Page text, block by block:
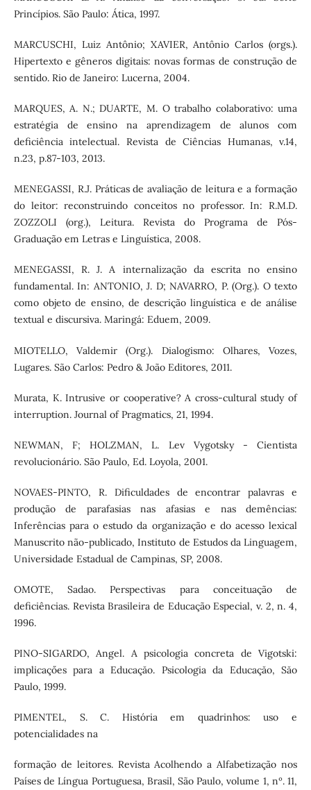
Princípios. São Paulo: Ática, 1997.
MARCUSCHI, Luiz Antônio; XAVIER, Antônio Carlos (orgs.).
Hipertexto e gêneros digitais: novas formas de construção de
sentido. Rio de Janeiro: Lucerna, 2004.
MARQUES, A. N.; DUARTE, M. O trabalho colaborativo: uma
estratégia de ensino na aprendizagem de alunos com
deficiência intelectual. Revista de Ciências Humanas, v.14,
n.23, p.87-103, 2013.
MENEGASSI, R.J. Práticas de avaliação de leitura e a formação
do leitor: reconstruindo conceitos no professor. In: R.M.D.
ZOZZOLI (org.), Leitura. Revista do Programa de Pós-
Graduação em Letras e Linguística, 2008.
MENEGASSI, R. J. A internalização da escrita no ensino
fundamental. In: ANTONIO, J. D; NAVARRO, P. (Org.). O texto
como objeto de ensino, de descrição linguística e de análise
textual e discursiva. Maringá: Eduem, 2009.
MIOTELLO, Valdemir (Org.). Dialogismo: Olhares, Vozes,
Lugares. São Carlos: Pedro & João Editores, 2011.
Murata, K. Intrusive or cooperative? A cross-cultural study of
interruption. Journal of Pragmatics, 21, 1994.
NEWMAN, F; HOLZMAN, L. Lev Vygotsky - Cientista
revolucionário. São Paulo, Ed. Loyola, 2001.
NOVAES-PINTO, R. Dificuldades de encontrar palavras e
produção de parafasias nas afasias e nas demências:
Inferências para o estudo da organização e do acesso lexical
Manuscrito não-publicado, Instituto de Estudos da Linguagem,
Universidade Estadual de Campinas, SP, 2008.
OMOTE, Sadao. Perspectivas para conceituação de
deficiências. Revista Brasileira de Educação Especial, v. 2, n. 4,
1996.
PINO-SIGARDO, Angel. A psicologia concreta de Vigotski:
implicaçőes para a Educaçăo. Psicologia da Educaçăo, Săo
Paulo, 1999.
PIMENTEL, S. C. História em quadrinhos: uso e
potencialidades na
formação de leitores. Revista Acolhendo a Alfabetização nos
Países de Língua Portuguesa, Brasil, São Paulo, volume 1, nº. 11,